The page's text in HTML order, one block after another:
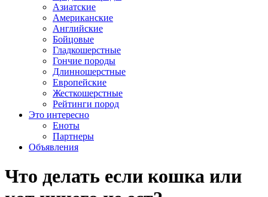
Азиатские
Американские
Английские
Бойцовые
Гладкошерстные
Гончие породы
Длинношерстные
Европейские
Жесткошерстные
Рейтинги пород
Это интересно
Еноты
Партнеры
Объявления
Что делать если кошка или